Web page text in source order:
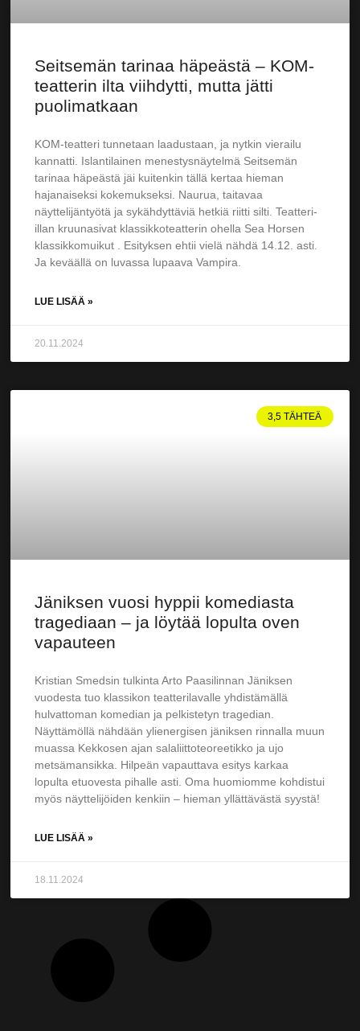
Seitsemän tarinaa häpeästä – KOM-
teatterin ilta viihdytti, mutta jätti
puolimatkaan
KOM-teatteri tunnetaan laadustaan, ja nytkin vierailu
kannatti. Islantilainen menestysnäytelmä Seitsemän
tarinaa häpeästä jäi kuitenkin tällä kertaa hieman
hajanaiseksi kokemukseksi. Naurua, taitavaa
näyttelijäntyötä ja sykähdyttäviä hetkiä riitti silti. Teatteri-
illan kruunasivat klassikkoteatterin ohella Sea Horsen
klassikkomuikut . Esityksen ehtii vielä nähdä 14.12. asti.
Ja keväällä on luvassa lupaava Vampira.
LUE LISÄÄ »
20.11.2024
3,5 TÄHTEÄ
Jäniksen vuosi hyppii komediasta
tragediaan – ja löytää lopulta oven
vapauteen
Kristian Smedsin tulkinta Arto Paasilinnan Jäniksen
vuodesta tuo klassikon teatterilavalle yhdistämällä
hulvattoman komedian ja pelkistetyn tragedian.
Näyttämöllä nähdään ylienergisen jäniksen rinnalla muun
muassa Kekkosen ajan salaliittoteoreetikko ja ujo
metsämansikka. Hilpeän vapauttava esitys karkaa
lopulta etuovesta pihalle asti. Oma huomiomme kohdistui
myös näyttelijöiden kenkiin – hieman yllättävästä syystä!
LUE LISÄÄ »
18.11.2024